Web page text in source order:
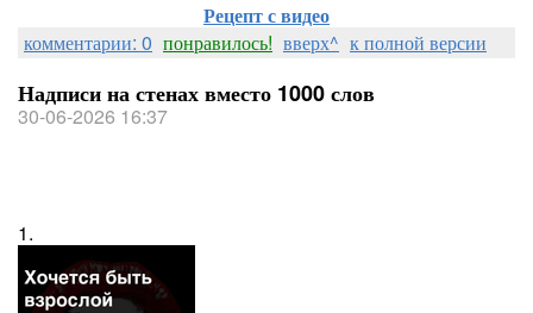
Рецепт с видео
комментарии: 0 понравилось! вверх^ к полной версии
Надписи на стенах вместо 1000 слов
30-06-2026 16:37
1.